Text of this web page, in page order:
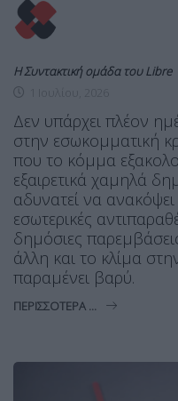
Η Συντακτική ομάδα του Libre
Δεν υπάρχει πλέον
στην εσωκομματική
που το κόμμα
εξαιρετικά χαμηλά
αδυνατεί να
εσωτερικές
δημόσιες
άλλη και το κλίμα
παραμένει βαρύ.
ΠΕΡΙΣΣΌΤΕΡΑ ...